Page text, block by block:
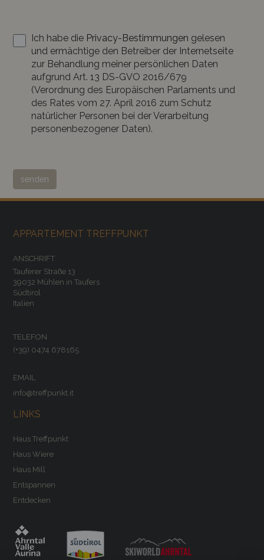
Ich habe die Privacy-Bestimmungen gelesen
und ermächtige den Betreiber der Internetseite
zur Behandlung meiner persönlichen Daten
aufgrund Art. 13 DS-GVO 2016/679
(Verordnung des Europäischen Parlaments und
des Rates vom 27. April 2016 zum Schutz
natürlicher Personen bei der Verarbeitung
personenbezogener Daten).
senden
APPARTEMENT TREFFPUNKT
ANSCHRIFT
Tauferer Straße 13
39032 Mühlen in Taufers
Südtirol
Italien
TELEFON
(+39) 0474 678165
EMAIL
info@treffpunkt.it
LINKS
Haus Treffpunkt
Haus Wiere
Haus Mill
Entspannen
Entdecken